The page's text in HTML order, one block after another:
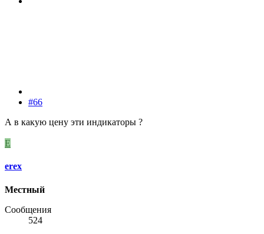
#66
А в какую цену эти индикаторы ?
E
erex
Местный
Сообщения
524